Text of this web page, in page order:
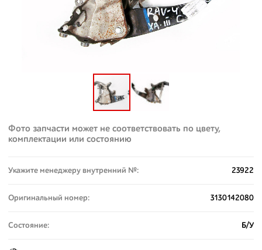
Фото запчасти может не соответствовать по цвету,
комплектации или состоянию
Укажите менеджеру внутренний №: 23922
Оригинальный номер: 3130142080
Состояние: Б/У